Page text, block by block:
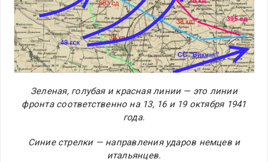
Зеленая, голубая и красная линии — это линии
фронта соответственно на 13, 16 и 19 октября 1941
года.
Синие стрелки — направления ударов немцев и
итальянцев.